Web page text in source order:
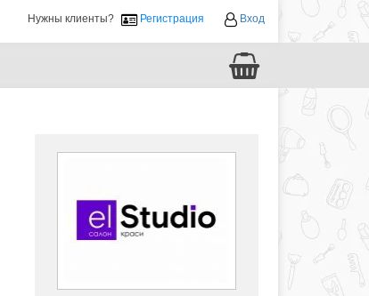
Нужны клиенты? Регистрация Вход